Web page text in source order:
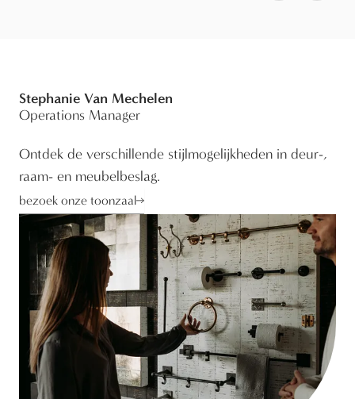
Stephanie Van Mechelen
Operations Manager
Ontdek de verschillende stijlmogelijkheden in deur-,
raam- en meubelbeslag.
bezoek onze toonzaal